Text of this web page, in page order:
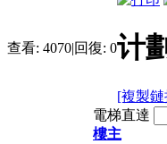
查看: 4070|回復: 0计
[複製
電梯直達
樓主